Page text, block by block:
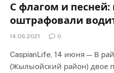
С флагом и песней:
оштрафовали
14.06.2021 0
CaspianLife, 14 июня — В
(Жылыойский район) двое